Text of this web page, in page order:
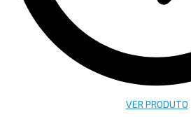
VER PRODUTO